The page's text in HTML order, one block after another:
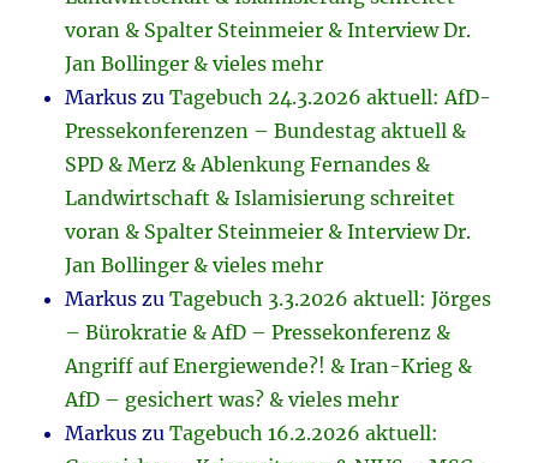
voran & Spalter Steinmeier & Interview Dr.
Jan Bollinger & vieles mehr
Markus zuTagebuch 24.3.2026 aktuell: AfD-
Pressekonferenzen – Bundestag aktuell &
SPD & Merz & Ablenkung Fernandes &
Landwirtschaft & Islamisierung schreitet
voran & Spalter Steinmeier & Interview Dr.
Jan Bollinger & vieles mehr
Markus zuTagebuch 3.3.2026 aktuell: Jörges
– Bürokratie & AfD – Pressekonferenz &
Angriff auf Energiewende?! & Iran-Krieg &
AfD – gesichert was? & vieles mehr
Markus zuTagebuch 16.2.2026 aktuell: